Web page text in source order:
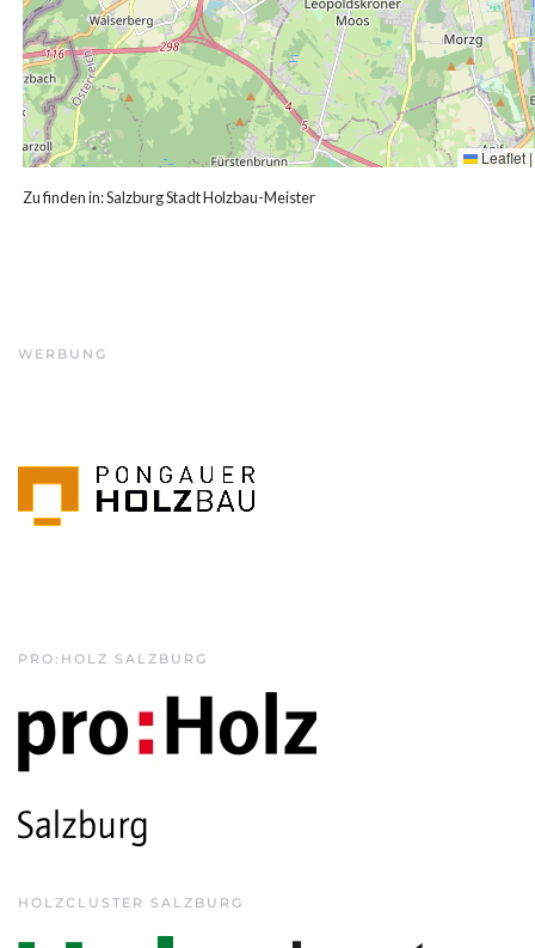
Leaflet |
Zu finden in:Salzburg Stadt Holzbau-Meister
WERBUNG
PRO:HOLZ SALZBURG
HOLZCLUSTER SALZBURG